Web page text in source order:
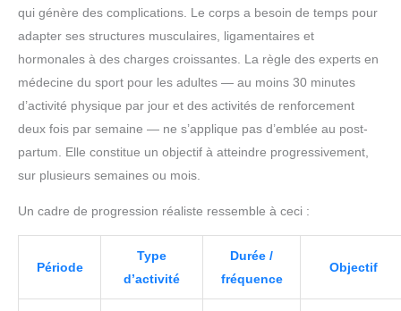
qui génère des complications. Le corps a besoin de temps pour
adapter ses structures musculaires, ligamentaires et
hormonales à des charges croissantes. La règle des experts en
médecine du sport pour les adultes — au moins 30 minutes
d’activité physique par jour et des activités de renforcement
deux fois par semaine — ne s’applique pas d’emblée au post-
partum. Elle constitue un objectif à atteindre progressivement,
sur plusieurs semaines ou mois.
Un cadre de progression réaliste ressemble à ceci :
Période
Type
d’activité
Durée /
fréquence
Objectif